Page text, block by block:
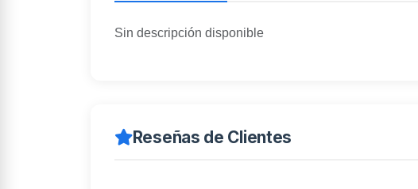
Sin descripción disponible
Reseñas de Clientes